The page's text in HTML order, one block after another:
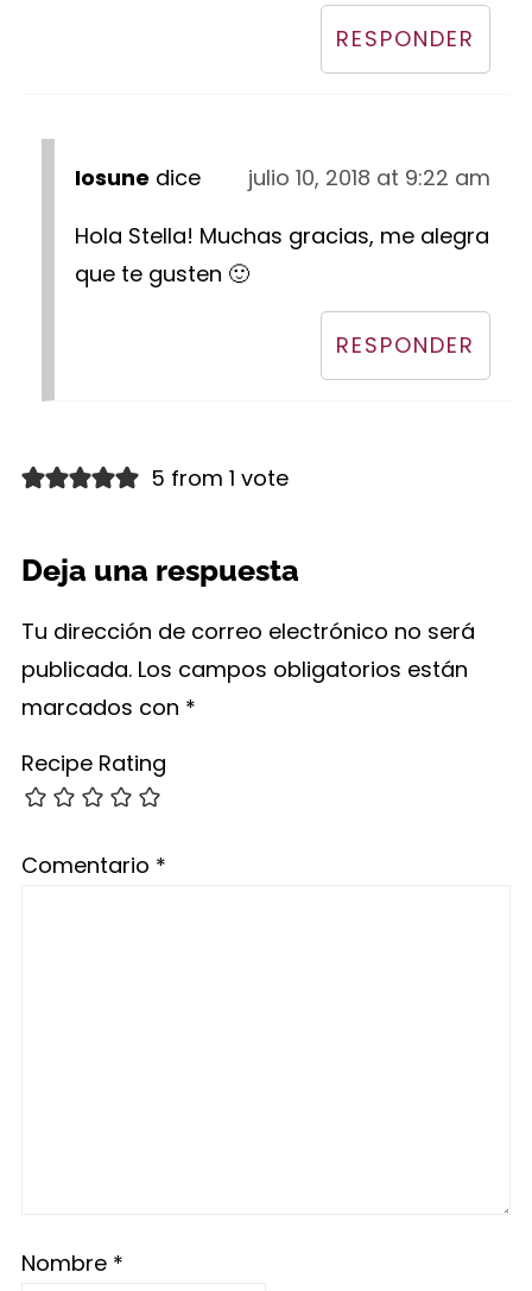
RESPONDER
Iosune dice
julio 10, 2018 at 9:22 am
Hola Stella! Muchas gracias, me alegra
que te gusten 🙂
RESPONDER
5 from 1 vote
Deja una respuesta
Tu dirección de correo electrónico no será
publicada. Los campos obligatorios están
marcados con *
Recipe Rating
Comentario *
Nombre *